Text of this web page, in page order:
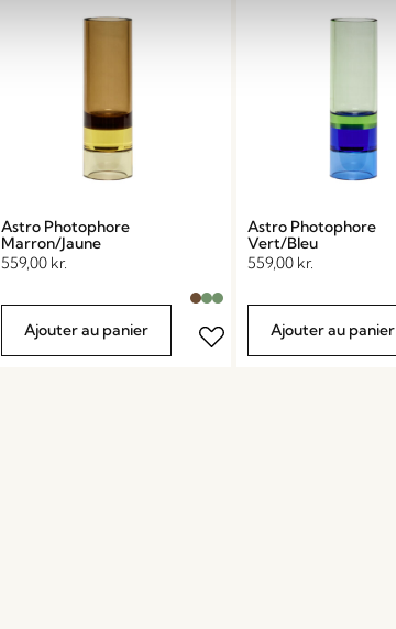
Astro Photophore
Marron/Jaune
559,00 kr.
Ajouter au panier
Astro Photophore
Vert/Bleu
559,00 kr.
Ajouter au panier